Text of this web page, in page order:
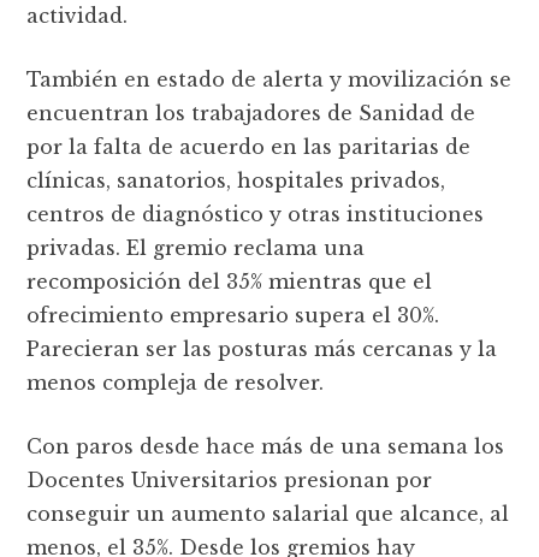
actividad.
También en estado de alerta y movilización se
encuentran los trabajadores de Sanidad de
por la falta de acuerdo en las paritarias de
clínicas, sanatorios, hospitales privados,
centros de diagnóstico y otras instituciones
privadas. El gremio reclama una
recomposición del 35% mientras que el
ofrecimiento empresario supera el 30%.
Parecieran ser las posturas más cercanas y la
menos compleja de resolver.
Con paros desde hace más de una semana los
Docentes Universitarios presionan por
conseguir un aumento salarial que alcance, al
menos, el 35%. Desde los gremios hay